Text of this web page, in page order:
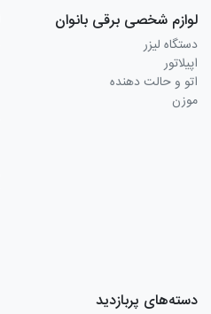
لوازم شخصی برقی بانوان
دستگاه لیزر
اپیلاتور
اتو و حالت دهنده
موزن
دسته‌های پربازدید